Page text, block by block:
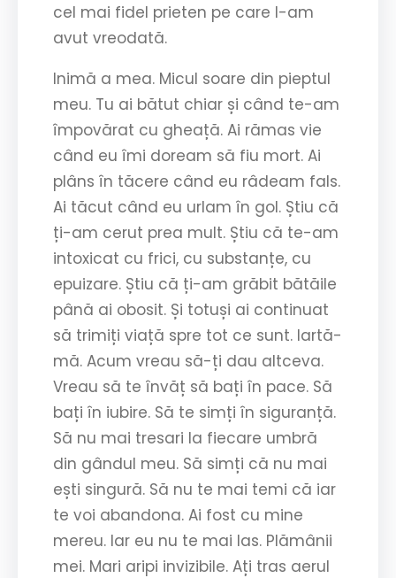
cel mai fidel prieten pe care l-am
avut vreodată.
Inimă a mea. Micul soare din pieptul
meu. Tu ai bătut chiar și când te-am
împovărat cu gheață. Ai rămas vie
când eu îmi doream să fiu mort. Ai
plâns în tăcere când eu râdeam fals.
Ai tăcut când eu urlam în gol. Știu că
ți-am cerut prea mult. Știu că te-am
intoxicat cu frici, cu substanțe, cu
epuizare. Știu că ți-am grăbit bătăile
până ai obosit. Și totuși ai continuat
să trimiți viață spre tot ce sunt. Iartă-
mă. Acum vreau să-ți dau altceva.
Vreau să te învăț să bați în pace. Să
bați în iubire. Să te simți în siguranță.
Să nu mai tresari la fiecare umbră
din gândul meu. Să simți că nu mai
ești singură. Să nu te mai temi că iar
te voi abandona. Ai fost cu mine
mereu. Iar eu nu te mai las. Plămânii
mei. Mari aripi invizibile. Ați tras aerul